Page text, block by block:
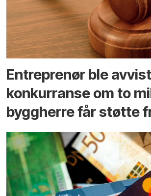
Entreprenør ble
konkurranse om to
byggherre får støtte